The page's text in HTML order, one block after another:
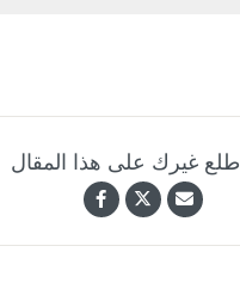
اطلع غيرك على هذا المقال